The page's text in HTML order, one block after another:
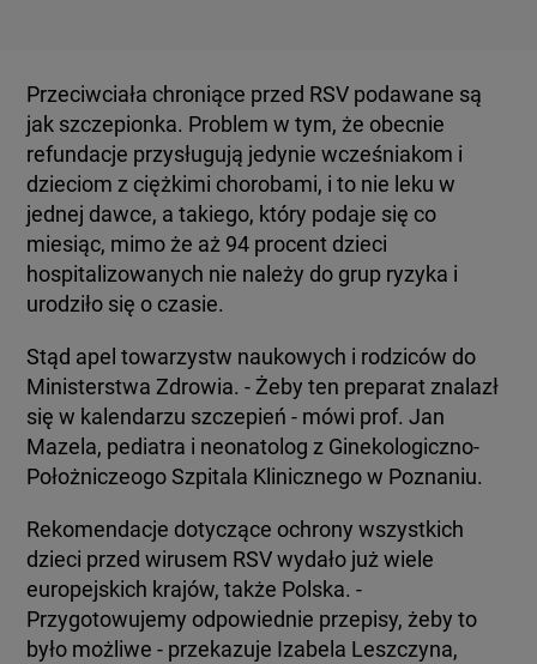
Przeciwciała chroniące przed RSV podawane są
jak szczepionka. Problem w tym, że obecnie
refundacje przysługują jedynie wcześniakom i
dzieciom z ciężkimi chorobami, i to nie leku w
jednej dawce, a takiego, który podaje się co
miesiąc, mimo że aż 94 procent dzieci
hospitalizowanych nie należy do grup ryzyka i
urodziło się o czasie.
Stąd apel towarzystw naukowych i rodziców do
Ministerstwa Zdrowia. - Żeby ten preparat znalazł
się w kalendarzu szczepień - mówi prof. Jan
Mazela, pediatra i neonatolog z Ginekologiczno-
Położniczeogo Szpitala Klinicznego w Poznaniu.
Rekomendacje dotyczące ochrony wszystkich
dzieci przed wirusem RSV wydało już wiele
europejskich krajów, także Polska. -
Przygotowujemy odpowiednie przepisy, żeby to
było możliwe - przekazuje Izabela Leszczyna,